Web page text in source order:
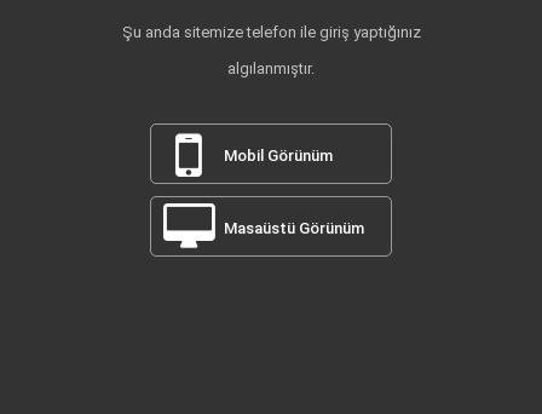
Şu anda sitemize telefon ile giriş yaptığınız
algılanmıştır.
Mobil Görünüm
Masaüstü Görünüm